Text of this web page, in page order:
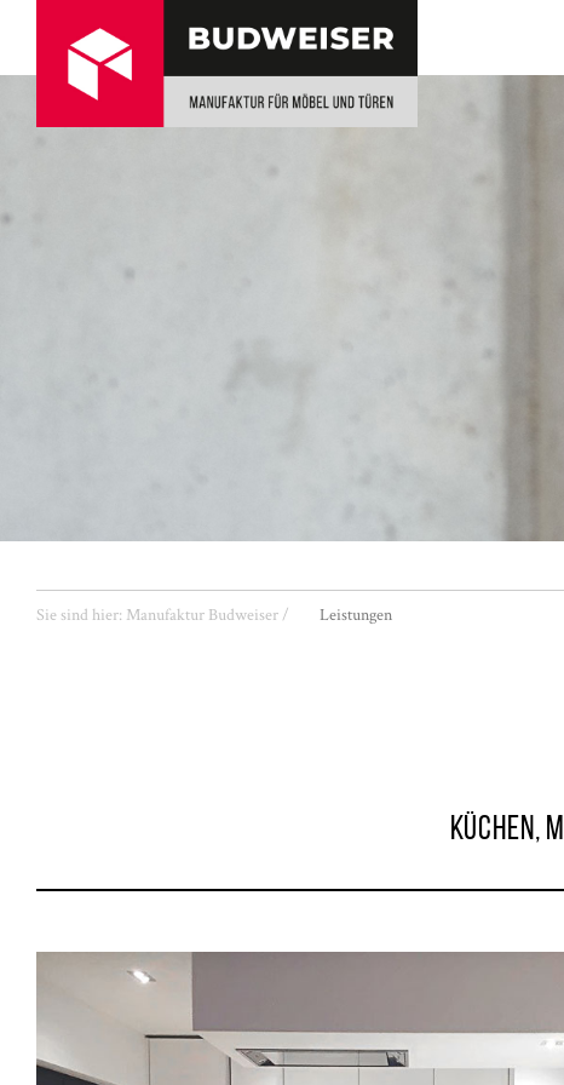
Sie sind hier: Manufaktur Budweiser / Leistungen
KÜCHEN,